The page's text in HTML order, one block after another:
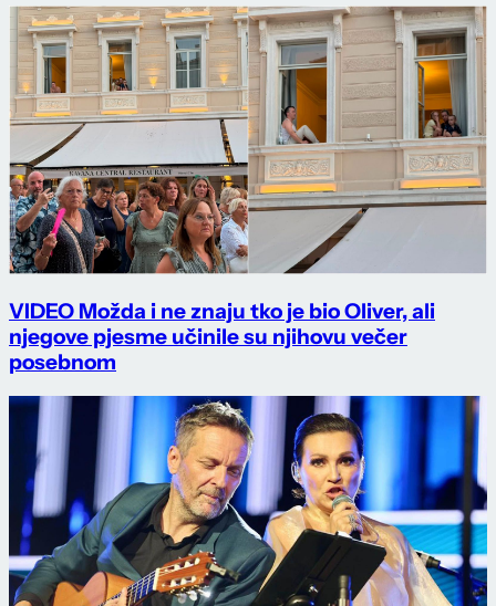
VIDEO Možda i ne znaju tko je bio Oliver, ali
njegove pjesme učinile su njihovu večer
posebnom